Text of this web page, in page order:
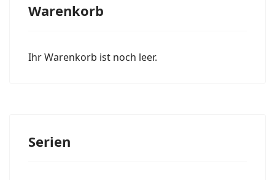
Warenkorb
Ihr Warenkorb ist noch leer.
Serien